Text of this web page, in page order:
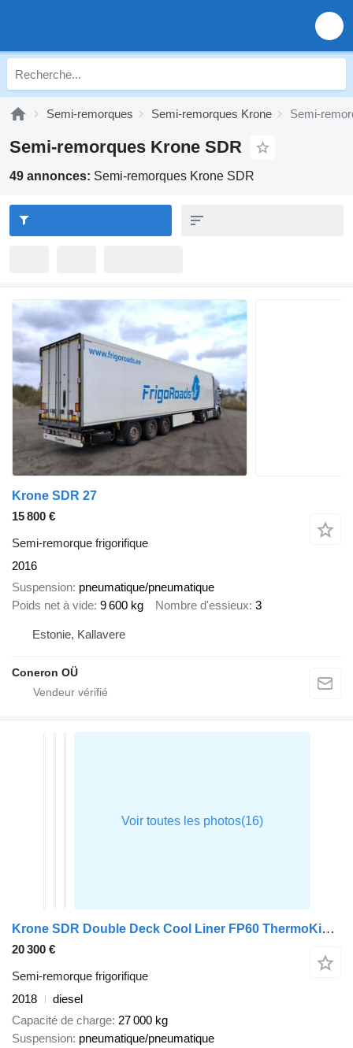
Semi-remorques Semi-remorques Krone Semi-
Semi-remorques Krone SDR
49 annonces: Semi-remorques Krone SDR
Krone SDR 27
15 800 €
Semi-remorque frigorifique
2016
Suspension pneumatique/pneumatique
Poids net à vide 9 600 kg Nombre d'essieux 3
Estonie, Kallavere
Coneron OÜ
Krone SDR Double Deck Cool Liner FP60 ThermoKing SLXi 300 Lifting Axle
20 300 €
Semi-remorque frigorifique
2018
diesel
Capacité de charge 27 000 kg
Suspension pneumatique/pneumatique